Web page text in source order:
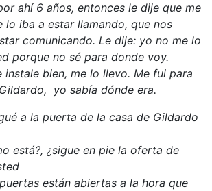
ahí 6 años, entonces le dije que me
lo iba a estar llamando, que nos
comunicando. Le dije: yo no me lo
porque no sé para donde voy.
instale bien, me lo llevo. Me fui para
yo sabía dónde era.
a la puerta de la casa de Gildardo
está?, ¿sigue en pie la oferta de
están abiertas a la hora que